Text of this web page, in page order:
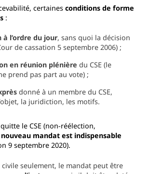
certaines conditions de forme
:
l’ordre du jour, sans quoi la décision
de cassation 5 septembre 2006) ;
en réunion plénière du CSE (le
prend pas part au vote) ;
donné à un membre du CSE,
la juridiction, les motifs.
le CSE (non-réélection,
nouveau mandat est indispensable
9 septembre 2020).
civile seulement, le mandat peut être